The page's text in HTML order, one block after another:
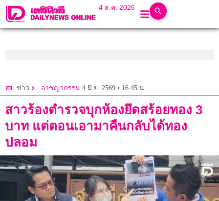
4 ส.ค. 2026
ข่าว อาชญากรรม 4 มิ.ย. 2569 • 16:45 น.
สาวร้องตำรวจบุกห้องยึดสร้อยทอง 3
บาท แต่ตอนเอามาคืนกลับได้ทอง
ปลอม